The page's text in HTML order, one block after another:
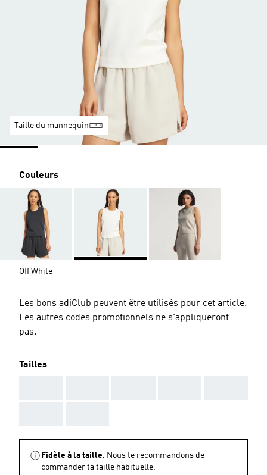
Taille du mannequin
Couleurs
Off White
Les bons adiClub peuvent être utilisés pour cet article.
Les autres codes promotionnels ne s'appliqueront
pas.
Tailles
Fidèle à la taille. Nous te recommandons de
commander ta taille habituelle.